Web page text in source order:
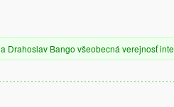
Drahoslav Bango všeobecná verejnosť